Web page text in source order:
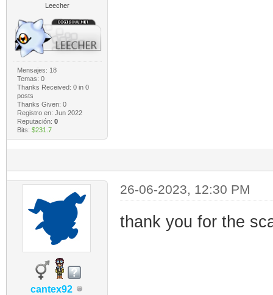
Leecher
Mensajes: 18
Temas: 0
Thanks Received: 0in 0
posts
Thanks Given: 0
Registro en: Jun 2022
Reputación: 0
Bits: $231.7
cantex92
26-06-2023, 12:30 PM
thank you for the